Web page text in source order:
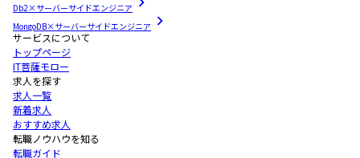
Db2×サーバーサイドエンジニア
MongoDB×サーバーサイドエンジニア
サービスについて
トップページ
IT菩薩モロー
求人を探す
求人一覧
新着求人
おすすめ求人
転職ノウハウを知る
転職ガイド